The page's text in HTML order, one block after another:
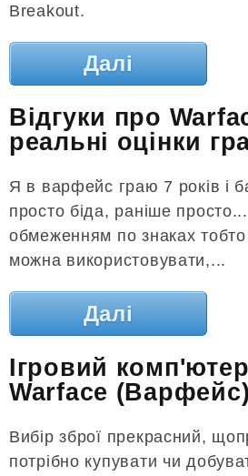
Breakout.
Далі
Відгуки про
реальні оцінки
Я в варфейс граю 7 років і
просто біда, раніше
обмеженням по знаках
можна використовувати,...
Далі
Ігровий
Warface
Вибір зброї прекрасний,
потрібно купувати чи